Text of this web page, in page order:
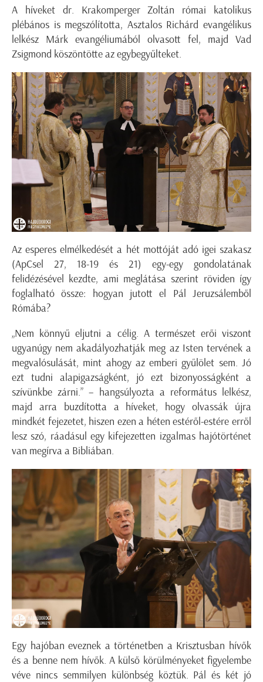
A híveket dr. Krakomperger Zoltán római katolikus
plébános is megszólította, Asztalos Richárd evangélikus
lelkész Márk evangéliumából olvasott fel, majd Vad
Zsigmond köszöntötte az egybegyűlteket.
Az esperes elmélkedését a hét mottóját adó igei szakasz
(ApCsel 27, 18-19 és 21) egy-egy gondolatának
felidézésével kezdte, ami meglátása szerint röviden így
foglalható össze: hogyan jutott el Pál Jeruzsálemből
Rómába?
„Nem könnyű eljutni a célig. A természet erői viszont
ugyanúgy nem akadályozhatják meg az Isten tervének a
megvalósulását, mint ahogy az emberi gyűlölet sem. Jó
ezt tudni alapigazságként, jó ezt bizonyosságként a
szívünkbe zárni.” – hangsúlyozta a református lelkész,
majd arra buzdította a híveket, hogy olvassák újra
mindkét fejezetet, hiszen ezen a héten estéről-estére erről
lesz szó, ráadásul egy kifejezetten izgalmas hajótörténet
van megírva a Bibliában.
Egy hajóban eveznek a történetben a Krisztusban hívők
és a benne nem hívők. A külső körülményeket figyelembe
véve nincs semmilyen különbség köztük. Pál és két jó